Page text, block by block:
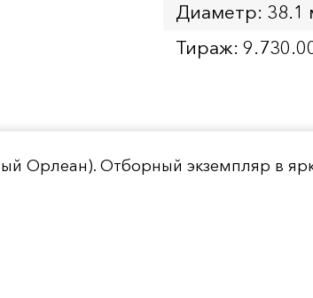
Диаметр: 38.1
Тираж:
Орлеан). Отборный экземпляр в